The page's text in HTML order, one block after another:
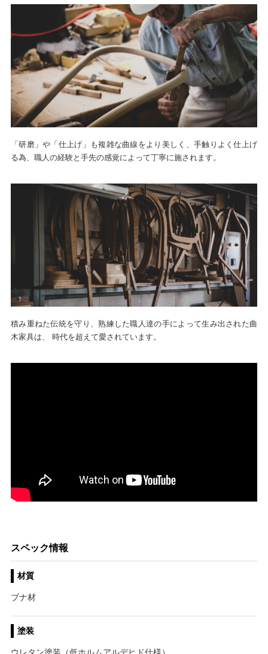
「研磨」や「仕上げ」も複雑な曲線をより美しく、手触りよく仕上げ
る為、職人の経験と手先の感覚によって丁寧に施されます。
積み重ねた伝統を守り、熟練した職人達の手によって生み出された曲
木家具は、 時代を超えて愛されています。
スペック情報
材質
ブナ材
塗装